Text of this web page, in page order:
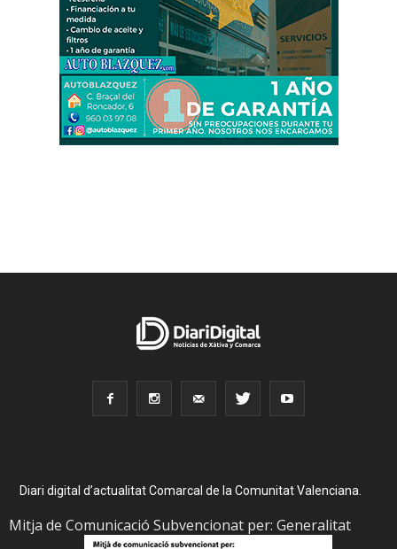
Diari digital d’actualitat Comarcal de la Comunitat Valenciana.
Mitja de Comunicació Subvencionat per: Generalitat